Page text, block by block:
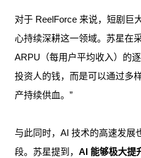
对于 ReelForce 来说，短剧巨
心持续深耕这一领域。苏星在
ARPU（每用户平均收入）的
投资人的钱，而是可以通过多
产持续供血。”
与此同时，AI 技术的高速发展
段。苏星提到， AI 能够极大提